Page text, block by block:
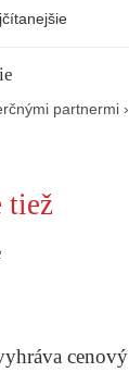
partnermi ›
tiež
cenový